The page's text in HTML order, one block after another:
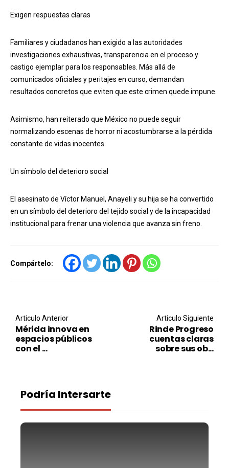
Exigen respuestas claras
Familiares y ciudadanos han exigido a las autoridades
investigaciones exhaustivas, transparencia en el proceso y
castigo ejemplar para los responsables. Más allá de
comunicados oficiales y peritajes en curso, demandan
resultados concretos que eviten que este crimen quede impune.
Asimismo, han reiterado que México no puede seguir
normalizando escenas de horror ni acostumbrarse a la pérdida
constante de vidas inocentes.
Un símbolo del deterioro social
El asesinato de Víctor Manuel, Anayeli y su hija se ha convertido
en un símbolo del deterioro del tejido social y de la incapacidad
institucional para frenar una violencia que avanza sin freno.
Compártelo:
Post navigation
Articulo Anterior
Mérida innova en
espacios públicos
con el ...
Articulo Siguiente
Rinde Progreso
cuentas claras
sobre sus ob...
Podría Intersarte